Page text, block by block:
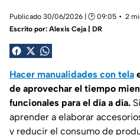
Publicado 30/06/2026 | 🕑 09:05
2
Escrito por: Alexis Ceja | DR
Hacer manualidades con tela
de aprovechar el tiempo
funcionales para el día a día.
aprender a elaborar
y reducir el consumo de